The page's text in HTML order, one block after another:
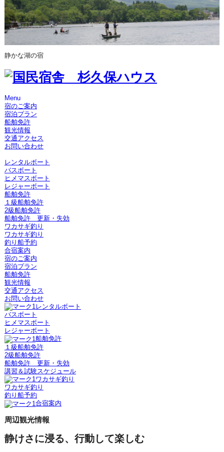
静かな湖の宿
Menu
宿のご案内
宿泊プラン
船舶免許
観光情報
交通アクセス
お問い合わせ
レンタルボート
バスボート
ヒメマスボート
レジャーボート
船舶免許
１級船舶免許
2級船舶免許
船舶免許 更新・失効
ワカサギ釣り
ワカサギ釣り
釣り船予約
合宿案内
宿のご案内
宿泊プラン
船舶免許
観光情報
交通アクセス
お問い合わせ
レンタルボート
バスボート
ヒメマスボート
レジャーボート
船舶免許
１級船舶免許
2級船舶免許
船舶免許 更新・失効
講習＆試験スケジュール
ワカサギ釣り
ワカサギ釣り
釣り船予約
合宿案内
周辺観光情報
静けさに浸る、行動して楽しむ